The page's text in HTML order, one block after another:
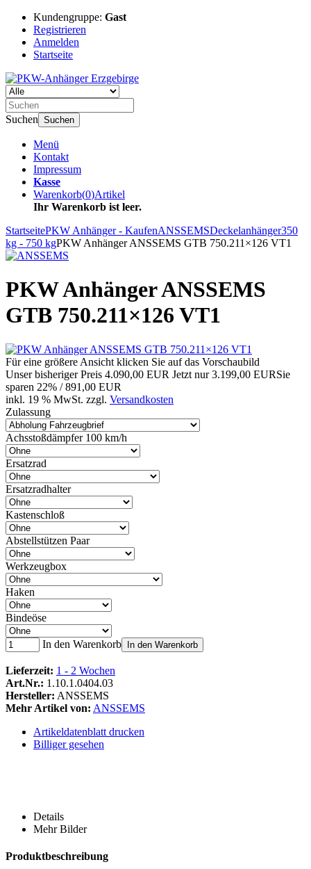
Kundengruppe: Gast
Registrieren
Anmelden
Startseite
Suchen Suchen
Menü
Kontakt
Impressum
Kasse
Warenkorb(0)Artikel
Ihr Warenkorb ist leer.
StartseitePKW Anhänger - KaufenANSSEMSDeckelanhänger350
kg - 750 kgPKW Anhänger ANSSEMS GTB 750.211×126 VT1
PKW Anhänger ANSSEMS
GTB 750.211×126 VT1
Für eine größere Ansicht klicken Sie auf das Vorschaubild
Unser bisheriger Preis 4.090,00 EUR Jetzt nur3.199,00 EURSie
sparen 22% / 891,00 EUR
inkl. 19 % MwSt. zzgl. Versandkosten
Zulassung
Achsstoßdämpfer 100 km/h
Ersatzrad
Ersatzradhalter
Kastenschloß
Abstellstützen Paar
Werkzeugbox
Haken
Bindeöse
In den Warenkorb In den Warenkorb
Lieferzeit: 1 - 2 Wochen
Art.Nr.: 1.10.1.0404.03
Hersteller: ANSSEMS
Mehr Artikel von: ANSSEMS
Artikeldatenblatt drucken
Billiger gesehen
Details
Mehr Bilder
Produktbeschreibung